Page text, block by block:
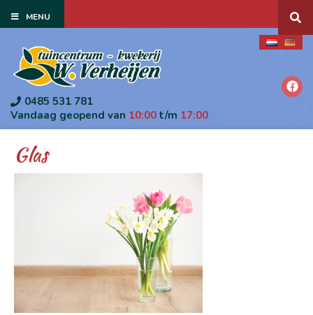
n
MENU
0485 531 781
Vandaag geopend van 10:00 t/m 17:00
Glas